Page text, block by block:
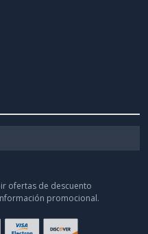
ofertas de descuento
promocional.